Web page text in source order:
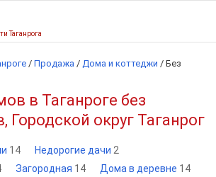
Таганрога
/ Продажа / Дома и коттеджи / Без
в Таганроге без
Городской округ Таганрог
14 Недорогие дачи 2
Загородная 14 Дома в деревне 14